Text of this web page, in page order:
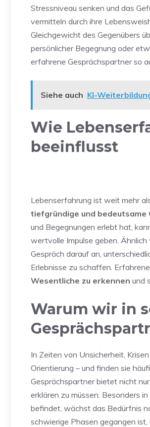
Stressniveau senken und das
vermitteln durch ihre
Gleichgewicht des Gegenübers
persönlicher Begegnung oder
erfahrene Gesprächspartner so
Siehe auch KI-
Wie
beeinflusst
Lebenserfahrung ist weit mehr
tiefgründige und bedeutsame
und Begegnungen erlebt hat,
wertvolle Impulse geben. Ähnlich
Gespräch darauf an,
Erlebnisse zu schaffen.
Wesentliche zu erkennen und
Warum wir in
In Zeiten von Unsicherheit,
Orientierung – und finden sie
Gesprächspartner bietet nicht
erklären zu müssen. Besonders
befindet, wächst das Bedürfnis
schwierige Phasen gegangen